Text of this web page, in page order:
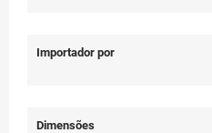
Importador por
Dimensões